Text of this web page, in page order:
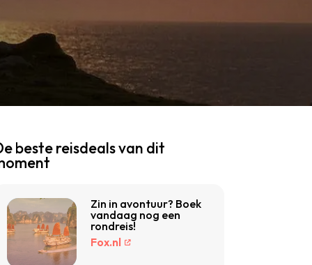
beste reisdeals van dit
Zin in avontuur? Boek
vandaag nog een
rondreis!
Fox.nl